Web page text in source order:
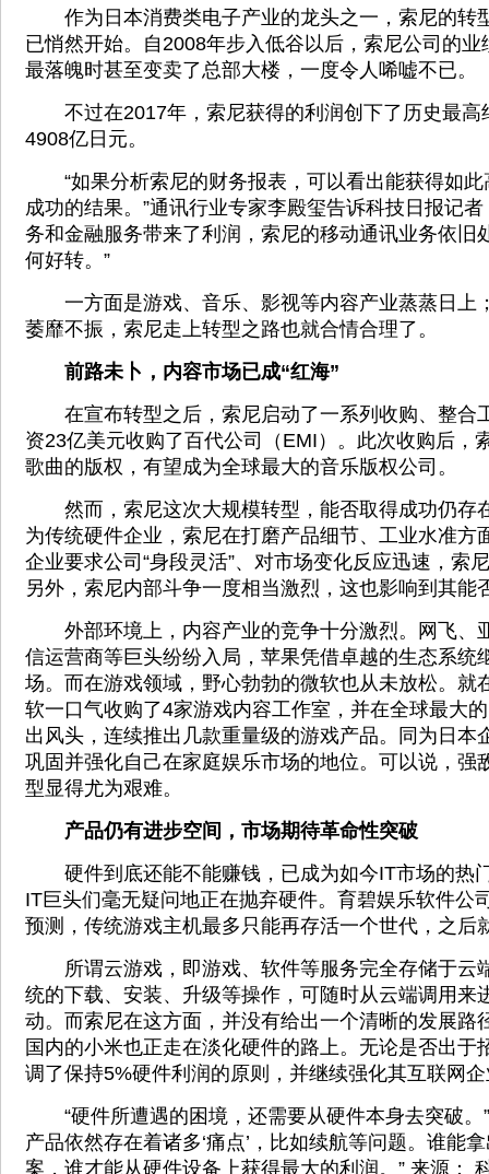
作为日本消费类电子产业的龙头之一，索尼的转
已悄然开始。自2008年步入低谷以后，索尼公司的
最落魄时甚至变卖了总部大楼，一度令人唏嘘不已。
不过在2017年，索尼获得的利润创下了历史最高
4908亿日元。
“如果分析索尼的财务报表，可以看出能获得如此
成功的结果。”通讯行业专家李殿玺告诉科技日报记
务和金融服务带来了利润，索尼的移动通讯业务依旧
何好转。”
一方面是游戏、音乐、影视等内容产业蒸蒸日上
萎靡不振，索尼走上转型之路也就合情合理了。
前路未卜，内容市场已成“红海”
在宣布转型之后，索尼启动了一系列收购、整合
资23亿美元收购了百代公司（EMI）。此次收购后，
歌曲的版权，有望成为全球最大的音乐版权公司。
然而，索尼这次大规模转型，能否取得成功仍存
为传统硬件企业，索尼在打磨产品细节、工业水准方
企业要求公司“身段灵活”、对市场变化反应迅速，索
另外，索尼内部斗争一度相当激烈，这也影响到其能
外部环境上，内容产业的竞争十分激烈。网飞、
信运营商等巨头纷纷入局，苹果凭借卓越的生态系统
场。而在游戏领域，野心勃勃的微软也从未放松。就
软一口气收购了4家游戏内容工作室，并在全球最大
出风头，连续推出几款重量级的游戏产品。同为日本
巩固并强化自己在家庭娱乐市场的地位。可以说，强
型显得尤为艰难。
产品仍有进步空间，市场期待革命性突破
硬件到底还能不能赚钱，已成为如今IT市场的热
IT巨头们毫无疑问地正在抛弃硬件。育碧娱乐软件公
预测，传统游戏主机最多只能再存活一个世代，之后
所谓云游戏，即游戏、软件等服务完全存储于云
统的下载、安装、升级等操作，可随时从云端调用来
动。而索尼在这方面，并没有给出一个清晰的发展路
国内的小米也正走在淡化硬件的路上。无论是否出于
调了保持5%硬件利润的原则，并继续强化其互联网
“硬件所遭遇的困境，还需要从硬件本身去突破。
产品依然存在着诸多‘痛点’，比如续航等问题。谁能
案，谁才能从硬件设备上获得最大的利润。” 来源：